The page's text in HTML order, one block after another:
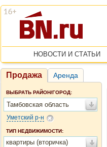
НОВОСТИ И СТАТЬИ
Продажа Аренда
ВЫБРАТЬ РАЙОН/ГОРОД:
Тамбовская область
Уметский р-н
ТИП НЕДВИЖИМОСТИ:
квартиры (вторичка)